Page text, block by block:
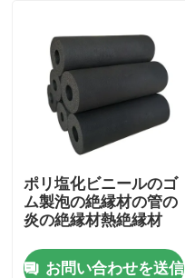
接触
製品
ビデオ
熱絶縁材
ポリ塩化ビニールのゴ
ム製泡の絶縁材の管の
炎の絶縁材熱絶縁材
お問い合わせを送信